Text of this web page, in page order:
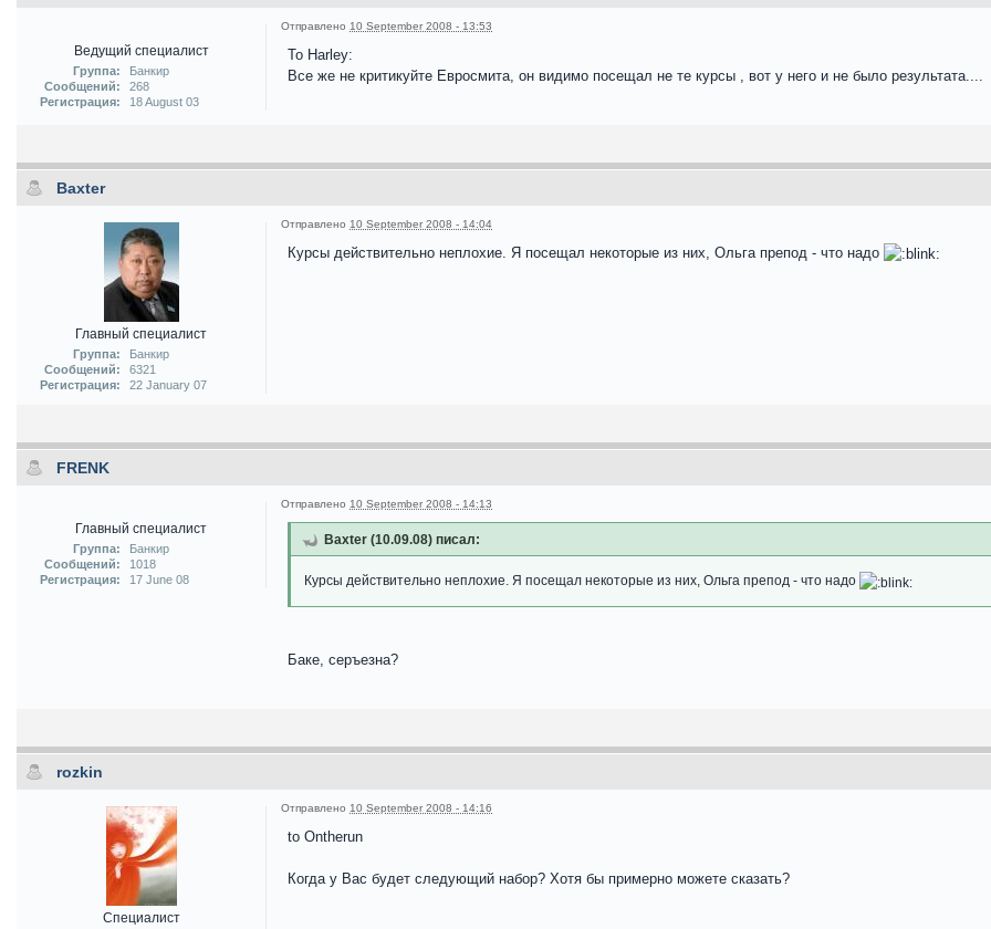
Ведущий специалист
Группа:
Банкир
Сообщений:
268
Регистрация:
18 August 03
Отправлено 10 September 2008 - 13:53
To Harley:
Все же не критикуйте Евросмита, он видимо посещал не те курсы , вот у него и не было результата....
Baxter
Главный специалист
Группа:
Банкир
Сообщений:
6321
Регистрация:
22 January 07
Отправлено 10 September 2008 - 14:04
Курсы действительно неплохие. Я посещал некоторые из них, Ольга препод - что надо
FRENK
Главный специалист
Группа:
Банкир
Сообщений:
1018
Регистрация:
17 June 08
Отправлено 10 September 2008 - 14:13
Baxter (10.09.08) писал:
Курсы действительно неплохие. Я посещал некоторые из них, Ольга препод - что надо
Баке, серъезна?
rozkin
Специалист
Отправлено 10 September 2008 - 14:16
to Ontherun
Когда у Вас будет следующий набор? Хотя бы примерно можете сказать?